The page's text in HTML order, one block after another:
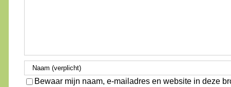
Bewaar mijn naam, e-mailadres en website in deze